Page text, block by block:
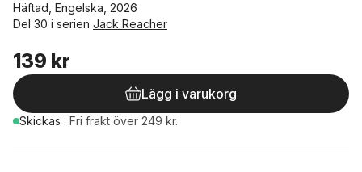
Häftad, Engelska, 2026
Del 30 i serien Jack Reacher
139 kr
Lägg i varukorg
Skickas . Fri frakt över 249 kr.